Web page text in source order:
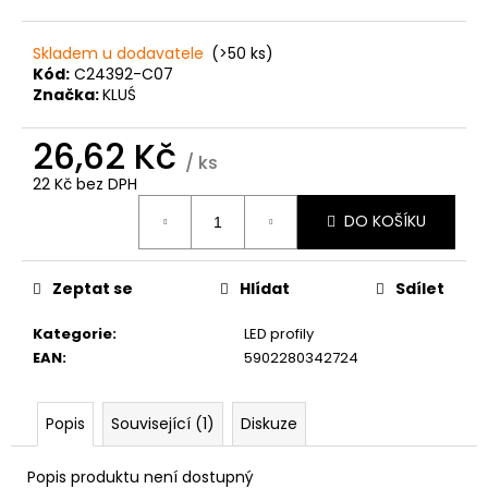
Skladem u dodavatele (>50 ks)
Kód: C24392-C07
Značka:KLUŚ
26,62 Kč / ks
22 Kč bez DPH
DO KOŠÍKU
Kategorie:
LED profily
EAN: 5902280342724
Zeptat se Hlídat Sdílet
Popis Související (1) Diskuze
Popis produktu není dostupný
p
o
u
č
u
e